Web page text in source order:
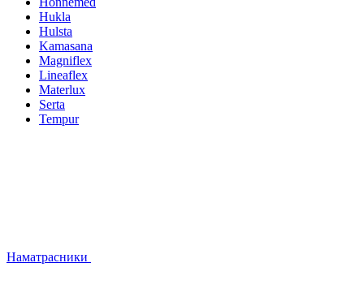
Hukla
Hulsta
Kamasana
Magniflex
Lineaflex
Materlux
Serta
Tempur
Наматрасники